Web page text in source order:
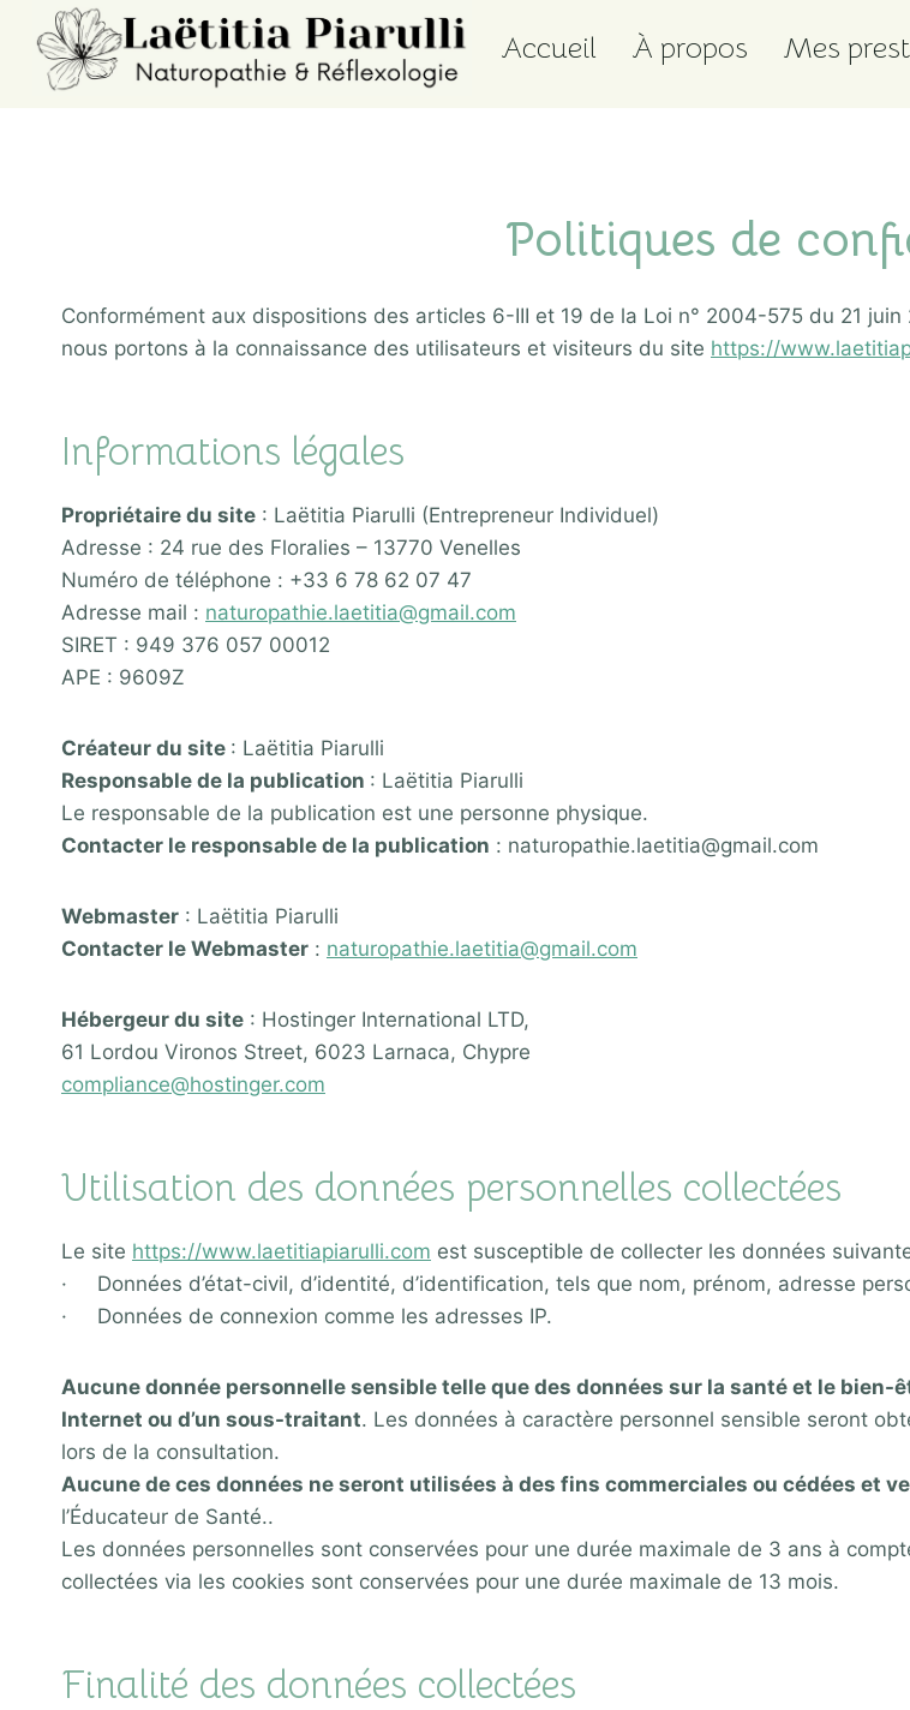
contenu
Accueil À propos Mes
Politiques de
Conformément aux dispositions des articles 6-III et 19 de la Loi n° 2004-575 du 21
nous portons à la connaissance des utilisateurs et visiteurs du site https://
Informations légales
Propriétaire du site : Laëtitia Piarulli (Entrepreneur Individuel)
Adresse : 24 rue des Floralies – 13770 Venelles
Numéro de téléphone : +33 6 78 62 07 47
Adresse mail : naturopathie.laetitia@gmail.com
SIRET : 949 376 057 00012
APE : 9609Z
Créateur du site : Laëtitia Piarulli
Responsable de la publication : Laëtitia Piarulli
Le responsable de la publication est une personne physique.
Contacter le responsable de la publication : naturopathie.laetitia@gmail.com
Webmaster : Laëtitia Piarulli
Contacter le Webmaster : naturopathie.laetitia@gmail.com
Hébergeur du site : Hostinger International LTD,
61 Lordou Vironos Street, 6023 Larnaca, Chypre
compliance@hostinger.com
Utilisation des données personnelles collectées
Le site https://www.laetitiapiarulli.com est susceptible de collecter les données
· Données d’état-civil, d’identité, d’identification, tels que nom, prénom, adresse
· Données de connexion comme les adresses IP.
Aucune donnée personnelle sensible telle que des données sur la santé et le
Internet ou d’un sous-traitant. Les données à caractère personnel sensible seront
lors de la consultation.
Aucune de ces données ne seront utilisées à des fins commerciales ou cédées et
l’Éducateur de Santé..
Les données personnelles sont conservées pour une durée maximale de 3 ans à
collectées via les cookies sont conservées pour une durée maximale de 13 mois.
Finalité des données collectées